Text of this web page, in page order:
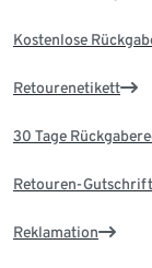
Kostenlose
Retourenetikett
30 Tage
Retouren-Gutschrift
Reklamation